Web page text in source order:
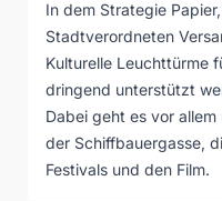
In dem Strategie
Stadtverordneten
Kulturelle Leuchttürme
dringend unterstützt
Dabei geht es vor
der Schiffbauergasse,
Festivals und den Film.